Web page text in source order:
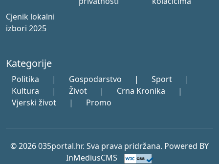
Cjenik lokalni
izbori 2025
Kategorije
Politika | Gospodarstvo | Sport
|
Kultura
| Život | Crna Kronika
|
Vjerski život
| Promo
© 2026 035portal.hr. Sva prava pridržana. Powered BY
InMediusCMS